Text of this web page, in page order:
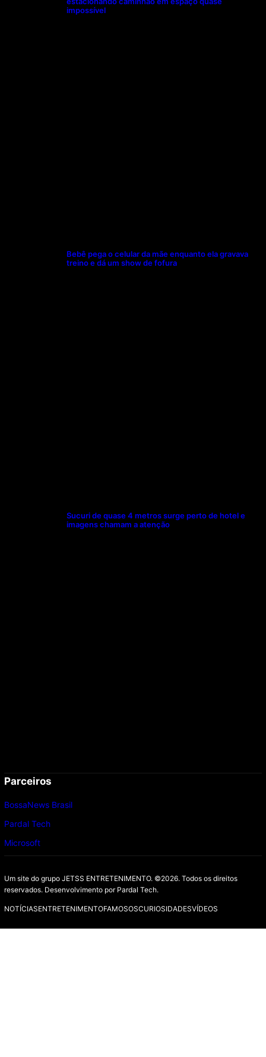
impossível
Bebê pega o celular da mãe enquanto ela gravava
treino e dá um show de fofura
Sucuri de quase 4 metros surge perto de hotel e
imagens chamam a atenção
Parceiros
BossaNews Brasil
Pardal Tech
Microsoft
Um site do grupo JETSS ENTRETENIMENTO. ©2026. Todos os direitos
reservados. Desenvolvimento por Pardal Tech.
NOTÍCIASENTRETENIMENTOFAMOSOSCURIOSIDADESVÍDEOS